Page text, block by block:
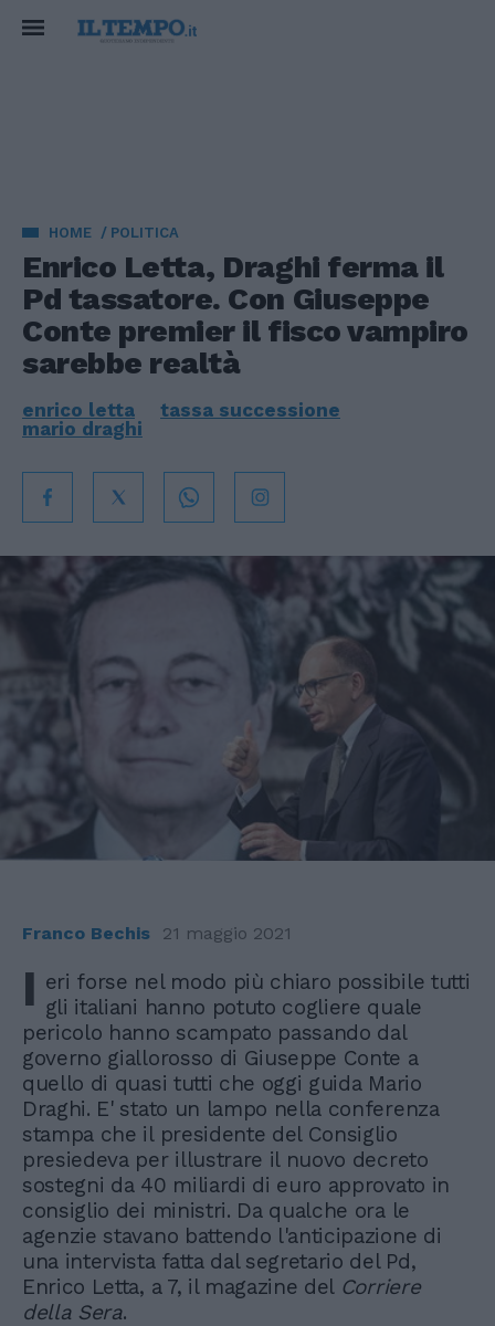
HOME POLITICA
Enrico Letta, Draghi ferma il
Pd tassatore. Con Giuseppe
Conte premier il fisco vampiro
sarebbe realtà
enrico letta
tassa successione
mario draghi
Franco Bechis 21 maggio 2021
I eri forse nel modo più chiaro possibile tutti
gli italiani hanno potuto cogliere quale
pericolo hanno scampato passando dal
governo giallorosso di Giuseppe Conte a
quello di quasi tutti che oggi guida Mario
Draghi. E' stato un lampo nella conferenza
stampa che il presidente del Consiglio
presiedeva per illustrare il nuovo decreto
sostegni da 40 miliardi di euro approvato in
consiglio dei ministri. Da qualche ora le
agenzie stavano battendo l'anticipazione di
una intervista fatta dal segretario del Pd,
Enrico Letta, a 7, il magazine del Corriere
della Sera.